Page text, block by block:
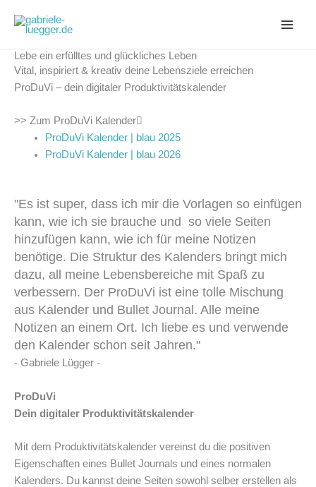
Inhalt
Lebe ein erfülltes und glückliches Leben
Vital, inspiriert & kreativ deine Lebensziele erreichen
ProDuVi – dein digitaler Produktivitätskalender
>> Zum ProDuVi Kalender
ProDuVi Kalender | blau 2025
ProDuVi Kalender | blau 2026
"Es ist super, dass ich mir die Vorlagen so einfügen
kann, wie ich sie brauche und so viele Seiten
hinzufügen kann, wie ich für meine Notizen
benötige. Die Struktur des Kalenders bringt mich
dazu, all meine Lebensbereiche mit Spaß zu
verbessern. Der ProDuVi ist eine tolle Mischung
aus Kalender und Bullet Journal. Alle meine
Notizen an einem Ort. Ich liebe es und verwende
den Kalender schon seit Jahren."
- Gabriele Lügger -
ProDuVi
Dein digitaler Produktivitätskalender
Mit dem Produktivitätskalender vereinst du die positiven
Eigenschaften eines Bullet Journals und eines normalen
Kalenders. Du kannst deine Seiten sowohl selber erstellen als